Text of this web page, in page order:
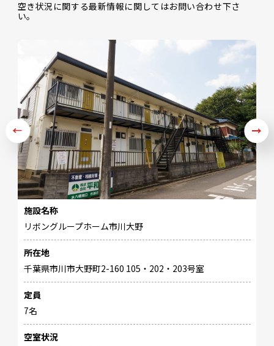
空き状況に関する最新情報に関してはお問い合わせ下さ
い。
施設名称
リボングループホーム市川大野
所在地
千葉県市川市大野町2-160 105・202・203号室
定員
7名
空室状況